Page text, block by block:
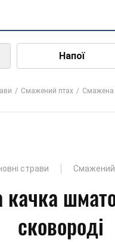
Напої
Смажений птах Смажена
страви Смажений
сковороді